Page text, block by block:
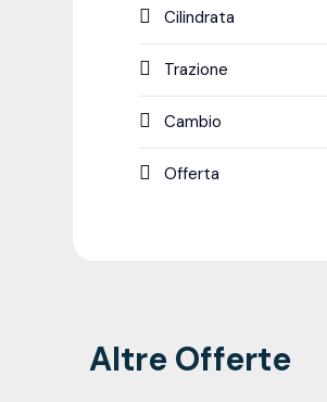
Cilindrata
Trazione
Cambio
Offerta
Altre Offerte